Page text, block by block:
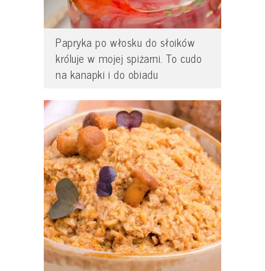
Papryka po włosku do słoików
króluje w mojej spiżarni. To cudo
na kanapki i do obiadu